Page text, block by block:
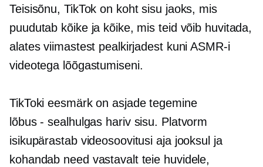
Teisisõnu, TikTok on koht sisu jaoks, mis
puudutab kõike ja kõike, mis teid võib huvitada,
alates viimastest pealkirjadest kuni ASMR-i
videotega lõõgastumiseni.
TikToki eesmärk on asjade tegemine
lõbus - sealhulgas hariv sisu. Platvorm
isikupärastab videosoovitusi aja jooksul ja
kohandab need vastavalt teie huvidele,